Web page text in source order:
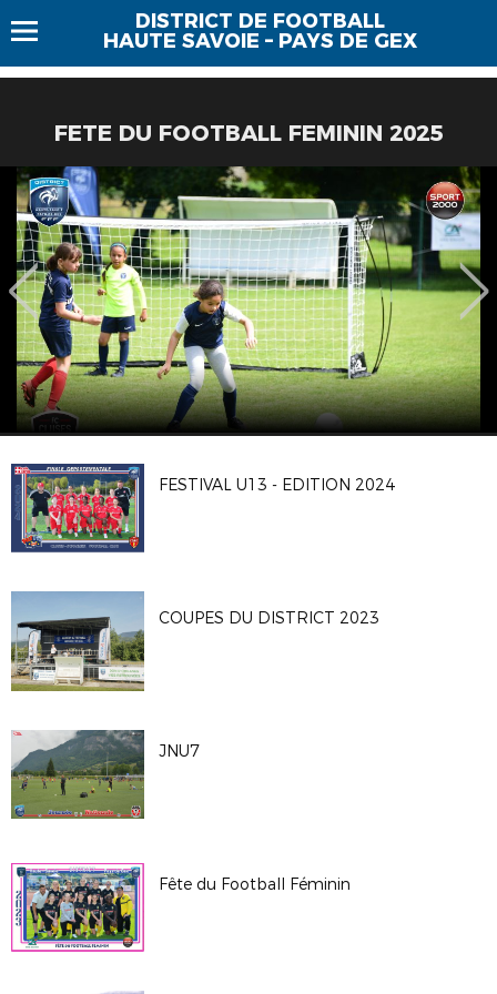
DISTRICT DE FOOTBALL
HAUTE SAVOIE – PAYS DE GEX
FETE DU FOOTBALL FEMININ 2025
FESTIVAL U13 - EDITION 2024
COUPES DU DISTRICT 2023
JNU7
Fête du Football Féminin